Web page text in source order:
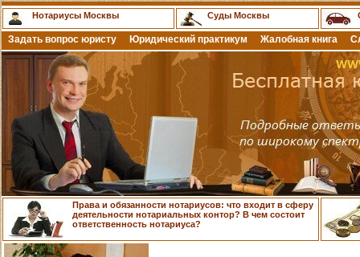
Нотариусы Москвы Суды Москвы
Задать вопрос юристу Юридический практикум Жалобная книга
Права и обязанности нотариусов: что входит в сферу
деятельности нотариальных контор? В чем состоит
ответственность нотариуса?